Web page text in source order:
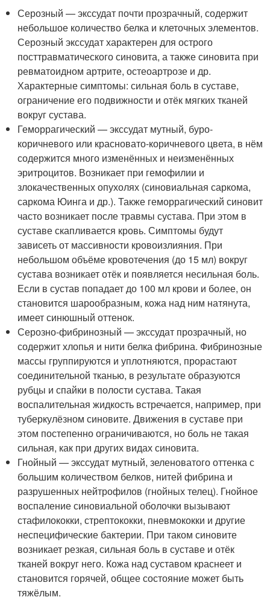
Серозный — экссудат почти прозрачный, содержит
небольшое количество белка и клеточных элементов.
Серозный экссудат характерен для острого
посттравматического синовита, а также синовита при
ревматоидном артрите, остеоартрозе и др.
Характерные симптомы: сильная боль в суставе,
ограничение его подвижности и отёк мягких тканей
вокруг сустава.
Геморрагический — экссудат мутный, буро-
коричневого или красновато-коричневого цвета, в нём
содержится много изменённых и неизменённых
эритроцитов. Возникает при гемофилии и
злокачественных опухолях (синовиальная саркома,
саркома Юинга и др.). Также геморрагический синовит
часто возникает после травмы сустава. При этом в
суставе скапливается кровь. Симптомы будут
зависеть от массивности кровоизлияния. При
небольшом объёме кровотечения (до 15 мл) вокруг
сустава возникает отёк и появляется несильная боль.
Если в сустав попадает до 100 мл крови и более, он
становится шарообразным, кожа над ним натянута,
имеет синюшный оттенок.
Серозно-фибринозный — экссудат прозрачный, но
содержит хлопья и нити белка фибрина. Фибринозные
массы группируются и уплотняются, прорастают
соединительной тканью, в результате образуются
рубцы и спайки в полости сустава. Такая
воспалительная жидкость встречается, например, при
туберкулёзном синовите. Движения в суставе при
этом постепенно ограничиваются, но боль не такая
сильная, как при других видах синовита.
Гнойный — экссудат мутный, зеленоватого оттенка с
большим количеством белков, нитей фибрина и
разрушенных нейтрофилов (гнойных телец). Гнойное
воспаление синовиальной оболочки вызывают
стафилококки, стрептококки, пневмококки и другие
неспецифические бактерии. При таком синовите
возникает резкая, сильная боль в суставе и отёк
тканей вокруг него. Кожа над суставом краснеет и
становится горячей, общее состояние может быть
тяжёлым.